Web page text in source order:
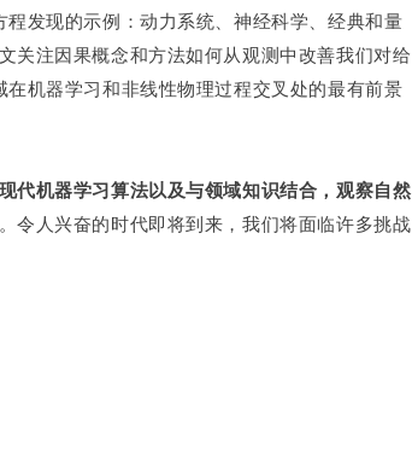
发现的示例：动力系统、神经科学、经典和量
关注因果概念和方法如何从观测中改善我们对给
机器学习和非线性物理过程交叉处的最有前景
代机器学习算法以及与领域知识结合，观察自然
。令人兴奋的时代即将到来，我们将面临许多挑战